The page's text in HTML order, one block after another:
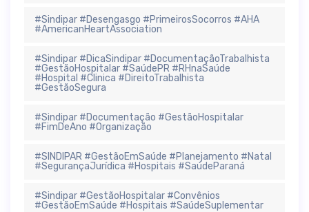
#Sindipar #Desengasgo #PrimeirosSocorros #AHA
#AmericanHeartAssociation
#Sindipar #DicaSindipar #DocumentaçãoTrabalhista
#GestãoHospitalar #SaúdePR #RHnaSaúde
#Hospital #Clinica #DireitoTrabalhista
#GestãoSegura
#Sindipar #Documentação #GestãoHospitalar
#FimDeAno #Organização
#SINDIPAR #GestãoEmSaúde #Planejamento #Natal
#SegurançaJurídica #Hospitais #SaúdeParaná
#Sindipar #GestãoHospitalar #Convênios
#GestãoEmSaúde #Hospitais #SaúdeSuplementar